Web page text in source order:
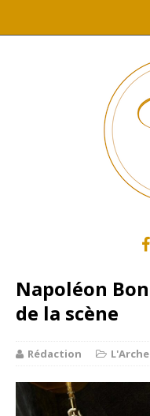
Napoléon
de la scène
Rédaction